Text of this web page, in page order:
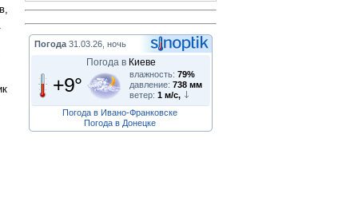
Погода 31.03.26, ночь
Погода в Киеве
+9° влажность: 79%
давление: 738 мм
ветер: 1 м/с,
Погода в Ивано-Франковске
Погода в Донецке